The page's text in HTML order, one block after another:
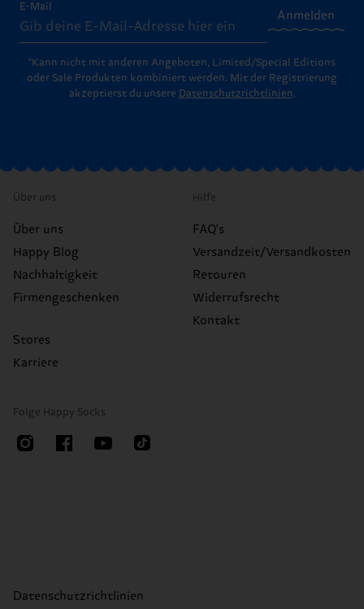
E-Mail
Anmelden
*Kann nicht mit anderen Angeboten, Limited/Special Editions
oder Sale Produkten kombiniert werden. Mit der Registrierung
akzeptierst du unsere Datenschutzrichtlinien.
Über uns
Über uns
Happy Blog
Nachhaltigkeit
Firmengeschenken
Stores
Karriere
Hilfe
FAQ's
Versandzeit/Versandkosten
Retouren
Widerrufsrecht
Kontakt
Folge Happy Socks
Datenschutzrichtlinien